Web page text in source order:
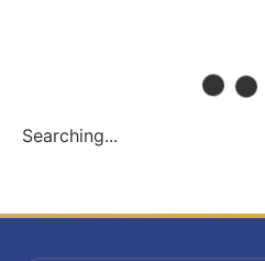
Searching...